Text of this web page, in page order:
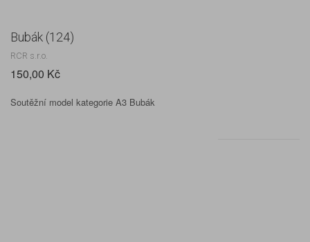
Bubák (124)
RCR s.r.o.
150,00 Kč
Soutěžní model kategorie A3 Bubák